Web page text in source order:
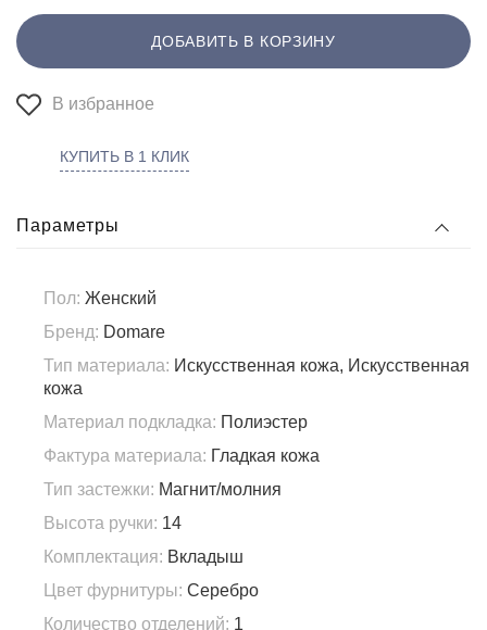
ДОБАВИТЬ В КОРЗИНУ
В избранное
КУПИТЬ В 1 КЛИК
Параметры
Пол: Женский
Бренд: Domare
Тип материала: Искусственная кожа, Искусственная
кожа
Материал подкладка: Полиэстер
Фактура материала: Гладкая кожа
Тип застежки: Магнит/молния
Высота ручки: 14
Комплектация: Вкладыш
Цвет фурнитуры: Серебро
Количество отделений: 1